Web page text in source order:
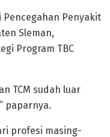
Pencegahan Penyakit
Sleman,
Program TBC
TCM sudah luar
paparnya.
profesi masing-